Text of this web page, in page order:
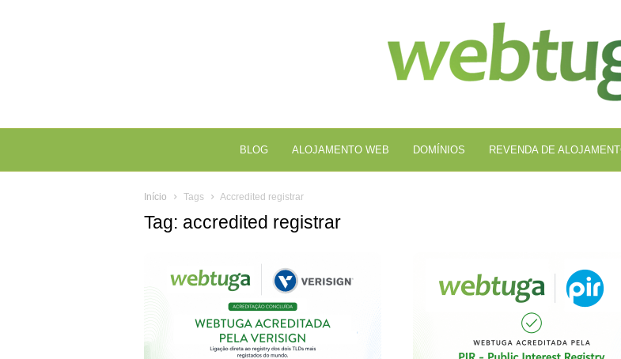
BLOG ALOJAMENTO WEB DOMÍNIOS REVENDA DE
Início Tags Accredited registrar
Tag: accredited registrar